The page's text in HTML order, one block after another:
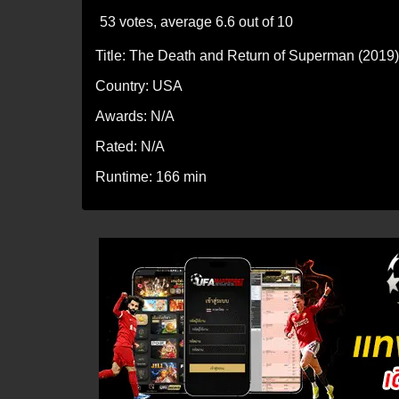
53 votes, average 6.6 out of 10
Title: The Death and Return of Superman (2019)
Country: USA
Awards: N/A
Rated: N/A
Runtime: 166 min